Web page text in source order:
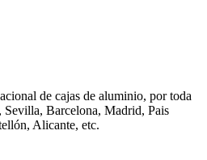
de cajas de aluminio, por toda
Sevilla, Barcelona, Madrid, Pais
Alicante, etc.